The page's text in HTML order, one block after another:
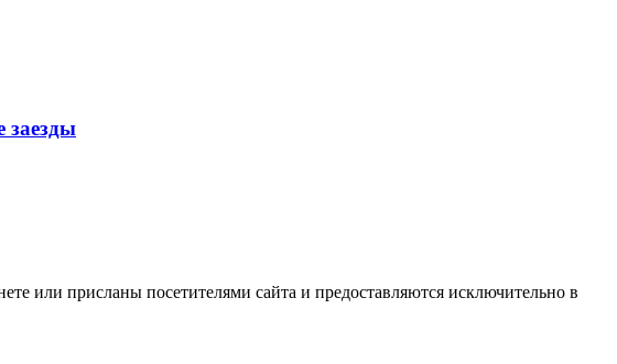
заезды
или присланы посетителями сайта и предоставляются исключительно в